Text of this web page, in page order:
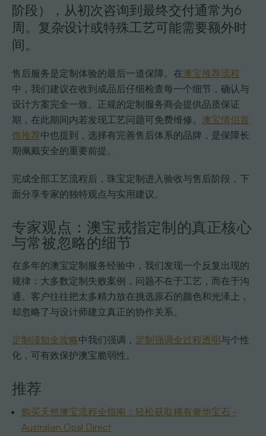
阶段），从初次咨询到最终交付通常为6
周。复杂设计或特殊工艺可能需要额外时
间。
售后服务是定制体验的最后一道保障。在澳宝推荐流程
中，我们建议在收到成品后仔细检查每一个细节，确认与
设计方案完全一致。正规的定制服务商会提供品质保证
期，在此期间内若发现工艺问题可免费维修。 澳宝情侣首
饰推荐中也提到，选择有完善售后体系的品牌，是保障长
期佩戴安全的重要前提。
完成全部工艺流程后，珠宝定制进入验收与售后阶段，下
面分享专家的独特观点与实用建议。
专家观点：澳宝戒指定制的真正核心
与常被忽略的细节
在多年的澳宝定制服务经验中，我们发现一个反复出现的
规律：大多数定制失败案例，问题不在于工艺，而在于沟
通。客户往往把太多精力放在挑选原石的颜色和光泽上，
却忽略了与设计师建立真正的协作关系。
定制须知全攻略中我们强调， 定制强调全过程透明与个性
化，可有效保护澳宝脆弱性。
推荐
购买天然澳宝流程全指南：轻松获取稀有奢华宝石 -
Australian Opal Direct